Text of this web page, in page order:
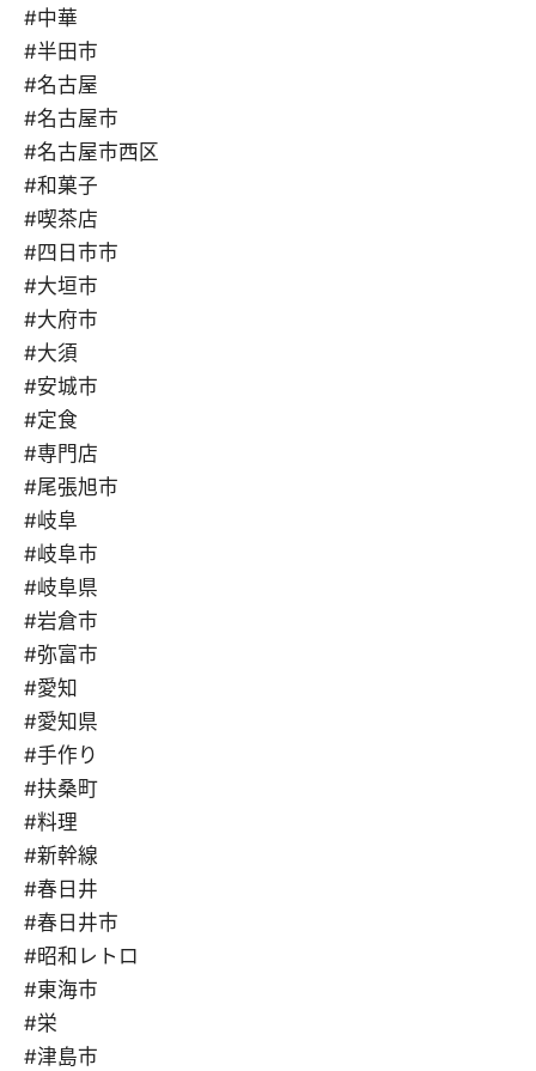
#中華
#半田市
#名古屋
#名古屋市
#名古屋市西区
#和菓子
#喫茶店
#四日市市
#大垣市
#大府市
#大須
#安城市
#定食
#専門店
#尾張旭市
#岐阜
#岐阜市
#岐阜県
#岩倉市
#弥富市
#愛知
#愛知県
#手作り
#扶桑町
#料理
#新幹線
#春日井
#春日井市
#昭和レトロ
#東海市
#栄
#津島市